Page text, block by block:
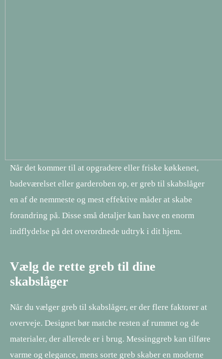
Når det kommer til at opgradere eller friske køkkenet,
badeværelset eller garderoben op, er greb til skabslåger
en af de nemmeste og mest effektive måder at skabe
forandring på. Disse små detaljer kan have en enorm
indflydelse på det overordnede udtryk i dit hjem.
Vælg de rette greb til dine
skabslåger
Når du vælger greb til skabslåger, er der flere faktorer at
overveje. Designet bør matche resten af rummet og de
materialer, der allerede er i brug. Messinggreb kan tilføre
varme og elegance, mens sorte greb skaber en moderne